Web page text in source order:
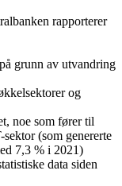
rapporterer
grunn av utvandring
og
noe som fører til
(som genererte
7,3 % i 2021)
data siden